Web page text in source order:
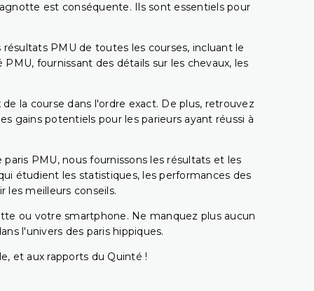
est conséquente. Ils sont essentiels pour
PMU de toutes les courses, incluant le
fournissant des détails sur les chevaux, les
la course dans l'ordre exact. De plus, retrouvez
gains potentiels pour les parieurs ayant réussi à
PMU, nous fournissons les résultats et les
étudient les statistiques, les performances des
les meilleurs conseils.
ou votre smartphone. Ne manquez plus aucun
l'univers des paris hippiques.
et aux rapports du Quinté !